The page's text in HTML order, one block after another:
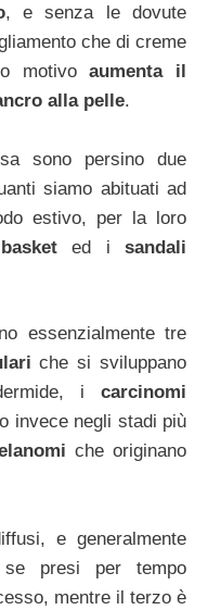
, e senza le dovute
che di creme
motivoaumenta il
alla pelle.
sono persino due
siamo abituati ad
estivo, per la loro
ed isandali
essenzialmente tre
che si sviluppano
i carcinomi
invece negli stadi più
che originano
e generalmente
se presi per tempo
mentre il terzo è